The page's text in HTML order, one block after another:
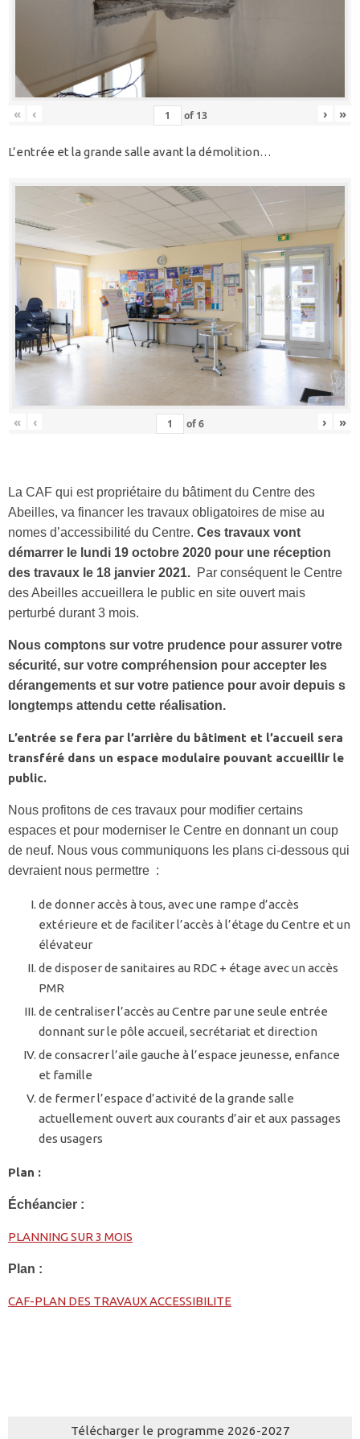
« ‹ of 13 › »
L’entrée et la grande salle avant la démolition…
« ‹ of6 › »
La CAF qui est propriétaire du bâtiment du Centre des
Abeilles, va financer les travaux obligatoires de mise au
nomes d’accessibilité du Centre. Ces travaux vont
démarrer le lundi 19 octobre 2020 pour une réception
des travaux le 18 janvier 2021. Par conséquent le Centre
des Abeilles accueillera le public en site ouvert mais
perturbé durant 3 mois.
Nous comptons sur votre prudence pour assurer votre
sécurité, sur votre compréhension pour accepter les
dérangements et sur votre patience pour avoir depuis s
longtemps attendu cette réalisation.
L’entrée se fera par l’arrière du bâtiment et l’accueil sera
transféré dans un espace modulaire pouvant accueillir le
public.
Nous profitons de ces travaux pour modifier certains
espaces et pour moderniser le Centre en donnant un coup
de neuf. Nous vous communiquons les plans ci-dessous qui
devraient nous permettre :
de donner accès à tous, avec une rampe d’accès
extérieure et de faciliter l’accès à l’étage du Centre et un
élévateur
de disposer de sanitaires au RDC + étage avec un accès
PMR
de centraliser l’accès au Centre par une seule entrée
donnant sur le pôle accueil, secrétariat et direction
de consacrer l’aile gauche à l’espace jeunesse, enfance
et famille
de fermer l’espace d’activité de la grande salle
actuellement ouvert aux courants d’air et aux passages
des usagers
Plan :
Échéancier :
PLANNING SUR 3 MOIS
Plan :
CAF-PLAN DES TRAVAUX ACCESSIBILITE
Télécharger le programme 2026-2027